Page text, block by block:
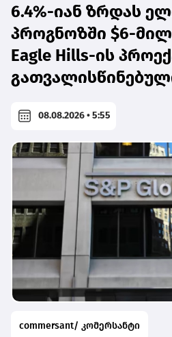
6.4%-იან ზრდას
პროგნოზში $6-
Eagle Hills-ის
08.08.2026 • 5:55
commersant/ კომერსანტი